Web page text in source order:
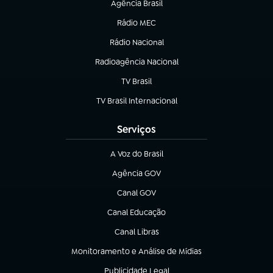
Agência Brasil
(abre em nova aba)
Rádio MEC
(abre em nova aba)
Rádio Nacional
Radioagência Nacional
(abre em nova aba)
TV Brasil
(abre em nova aba)
TV Brasil Internacional
(abre em nova aba)
Serviços
A Voz do Brasil
(abre em nova aba)
Agência GOV
(abre em nova aba)
Canal GOV
(abre em nova aba)
Canal Educação
(abre em nova aba)
Canal Libras
(abre em nova aba)
Monitoramento e Análise de Mídias
(abre em nova aba)
Publicidade Legal